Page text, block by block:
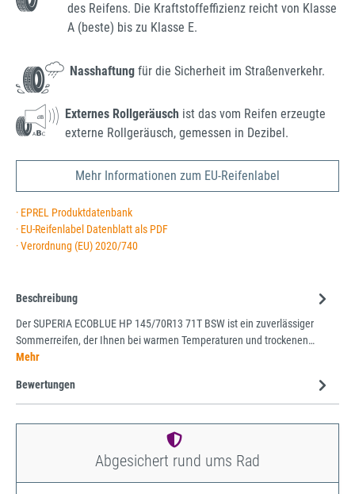
des Reifens. Die Kraftstoffeffizienz reicht von Klasse
A (beste) bis zu Klasse E.
Nasshaftung für die Sicherheit im Straßenverkehr.
Externes Rollgeräusch ist das vom Reifen erzeugte
externe Rollgeräusch, gemessen in Dezibel.
Mehr Informationen zum EU-Reifenlabel
· EPREL Produktdatenbank
· EU-Reifenlabel Datenblatt als PDF
· Verordnung (EU) 2020/740
Beschreibung
Der SUPERIA ECOBLUE HP 145/70R13 71T BSW ist ein zuverlässiger
Sommerreifen, der Ihnen bei warmen Temperaturen und trockenen…
Mehr
Bewertungen
Abgesichert rund ums Rad